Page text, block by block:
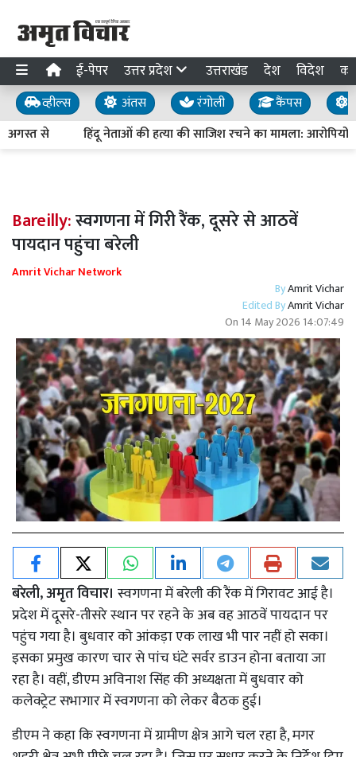
ई-पेपर उत्तर प्रदेश उत्तराखंड देश विदेश
व्हील्स अंतस रंगोली कैंपस
से
हिंदू नेताओं की हत्या की साजिश रचने का मामला: आरोपियों के
Bareilly:स्वगणना में गिरी रैंक, दूसरे से आठवें
पायदान पहुंचा बरेली
Amrit Vichar Network
ByAmrit Vichar
Edited ByAmrit Vichar
On 14 May 2026 14:07:49
बरेली, अमृत विचार। स्वगणना में बरेली की रैंक में गिरावट आई है।
प्रदेश में दूसरे-तीसरे स्थान पर रहने के अब वह आठवें पायदान पर
पहुंच गया है। बुधवार को आंकड़ा एक लाख भी पार नहीं हो सका।
इसका प्रमुख कारण चार से पांच घंटे सर्वर डाउन होना बताया जा
रहा है। वहीं, डीएम अविनाश सिंह की अध्यक्षता में बुधवार को
कलेक्ट्रेट सभागार में स्वगणना को लेकर बैठक हुई।
डीएम ने कहा कि स्वगणना में ग्रामीण क्षेत्र आगे चल रहा है, मगर